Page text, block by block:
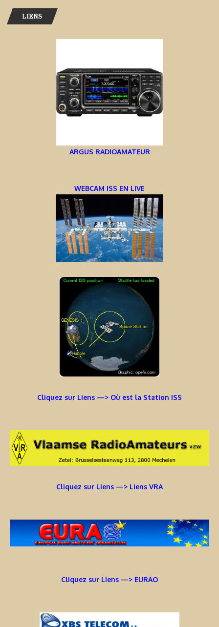
LIENS
ARGUS RADIOAMATEUR
WEBCAM ISS EN LIVE
Cliquez sur Liens —> Où est la Station ISS
Cliquez sur Liens —> Liens VRA
Cliquez sur Liens —> EURAO